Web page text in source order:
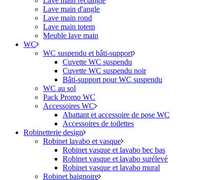
Lave main d'angle
Lave main rond
Lave main totem
Meuble lave main
WC
WC suspendu et bâti-support
Cuvette WC suspendu
Cuvette WC suspendu noir
Bâti-support pour WC suspendu
WC au sol
Pack Promo WC
Accessoires WC
Abattant et accessoire de pose WC
Accessoires de toilettes
Robinetterie design
Robinet lavabo et vasque
Robinet vasque et lavabo bec bas
Robinet vasque et lavabo surélevé
Robinet vasque et lavabo mural
Robinet baignoire